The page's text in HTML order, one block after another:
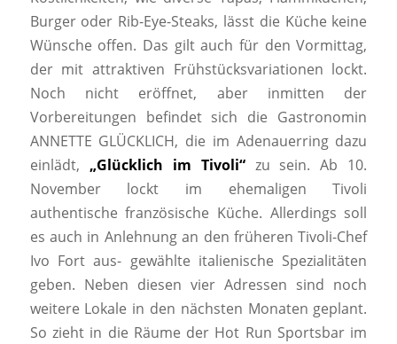
Burger oder Rib-Eye-Steaks, lässt die Küche keine
Wünsche offen. Das gilt auch für den Vormittag,
der mit attraktiven Frühstücksvariationen lockt.
Noch nicht eröffnet, aber inmitten der
Vorbereitungen befindet sich die Gastronomin
ANNETTE GLÜCKLICH, die im Adenauerring dazu
einlädt, „Glücklich im Tivoli“ zu sein. Ab 10.
November lockt im ehemaligen Tivoli
authentische französische Küche. Allerdings soll
es auch in Anlehnung an den früheren Tivoli-Chef
Ivo Fort aus- gewählte italienische Spezialitäten
geben. Neben diesen vier Adressen sind noch
weitere Lokale in den nächsten Monaten geplant.
So zieht in die Räume der Hot Run Sportsbar im